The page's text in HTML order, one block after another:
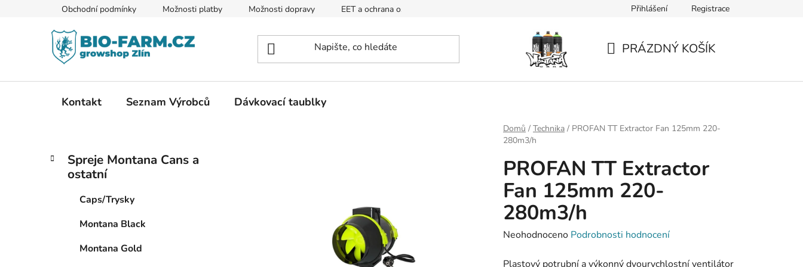
Obchodní podmínky Možnosti platby Možnosti dopravy EET a ochrana osobních údajů Přihlášení Registrace
PRÁZDNÝ KOŠÍK
Kontakt Seznam Výrobců Dávkovací taublky
Domů / Technika / PROFAN TT Extractor Fan 125mm 220-
280m3/h
PPřeskočit
kategorie
K
a
Spreje Montana Cans a
ostatní
Caps/Trysky
Montana Black
Montana Gold
PROFAN TT Extractor
Fan 125mm 220-
280m3/h
Průměrné
Neohodnoceno Podrobnosti hodnocení
Plastový potrubní a výkonný dvourychlostní ventilátor